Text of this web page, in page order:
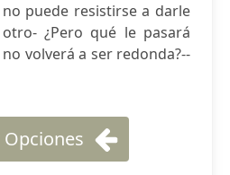
puede resistirse a darle
¿Pero qué le pasará
no volverá a ser redonda?--
Opciones